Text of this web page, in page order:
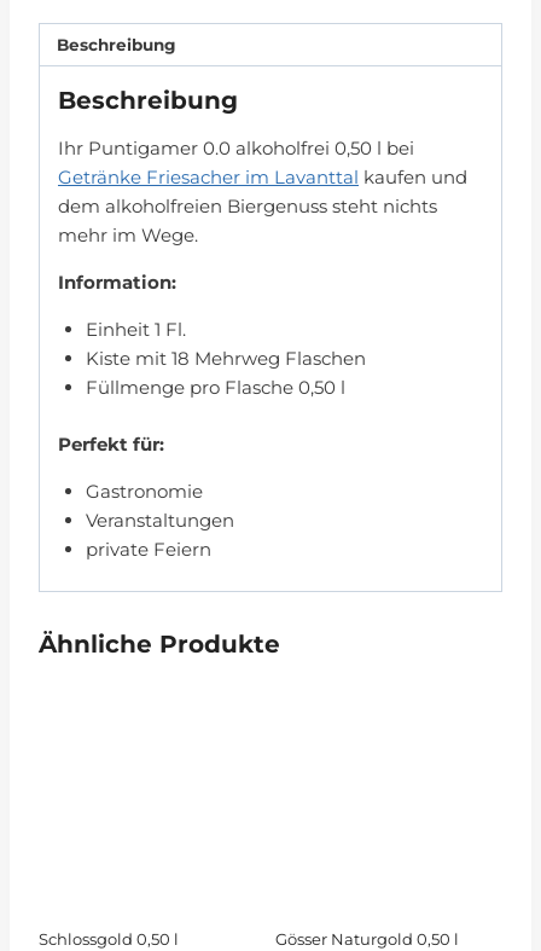
Beschreibung
Beschreibung
Ihr Puntigamer 0.0 alkoholfrei 0,50 l bei
Getränke Friesacher im Lavanttal kaufen und
dem alkoholfreien Biergenuss steht nichts
mehr im Wege.
Information:
Einheit 1 Fl.
Kiste mit 18 Mehrweg Flaschen
Füllmenge pro Flasche 0,50 l
Perfekt für:
Gastronomie
Veranstaltungen
private Feiern
Ähnliche Produkte
Schlossgold 0,50 l Gösser Naturgold 0,50 l